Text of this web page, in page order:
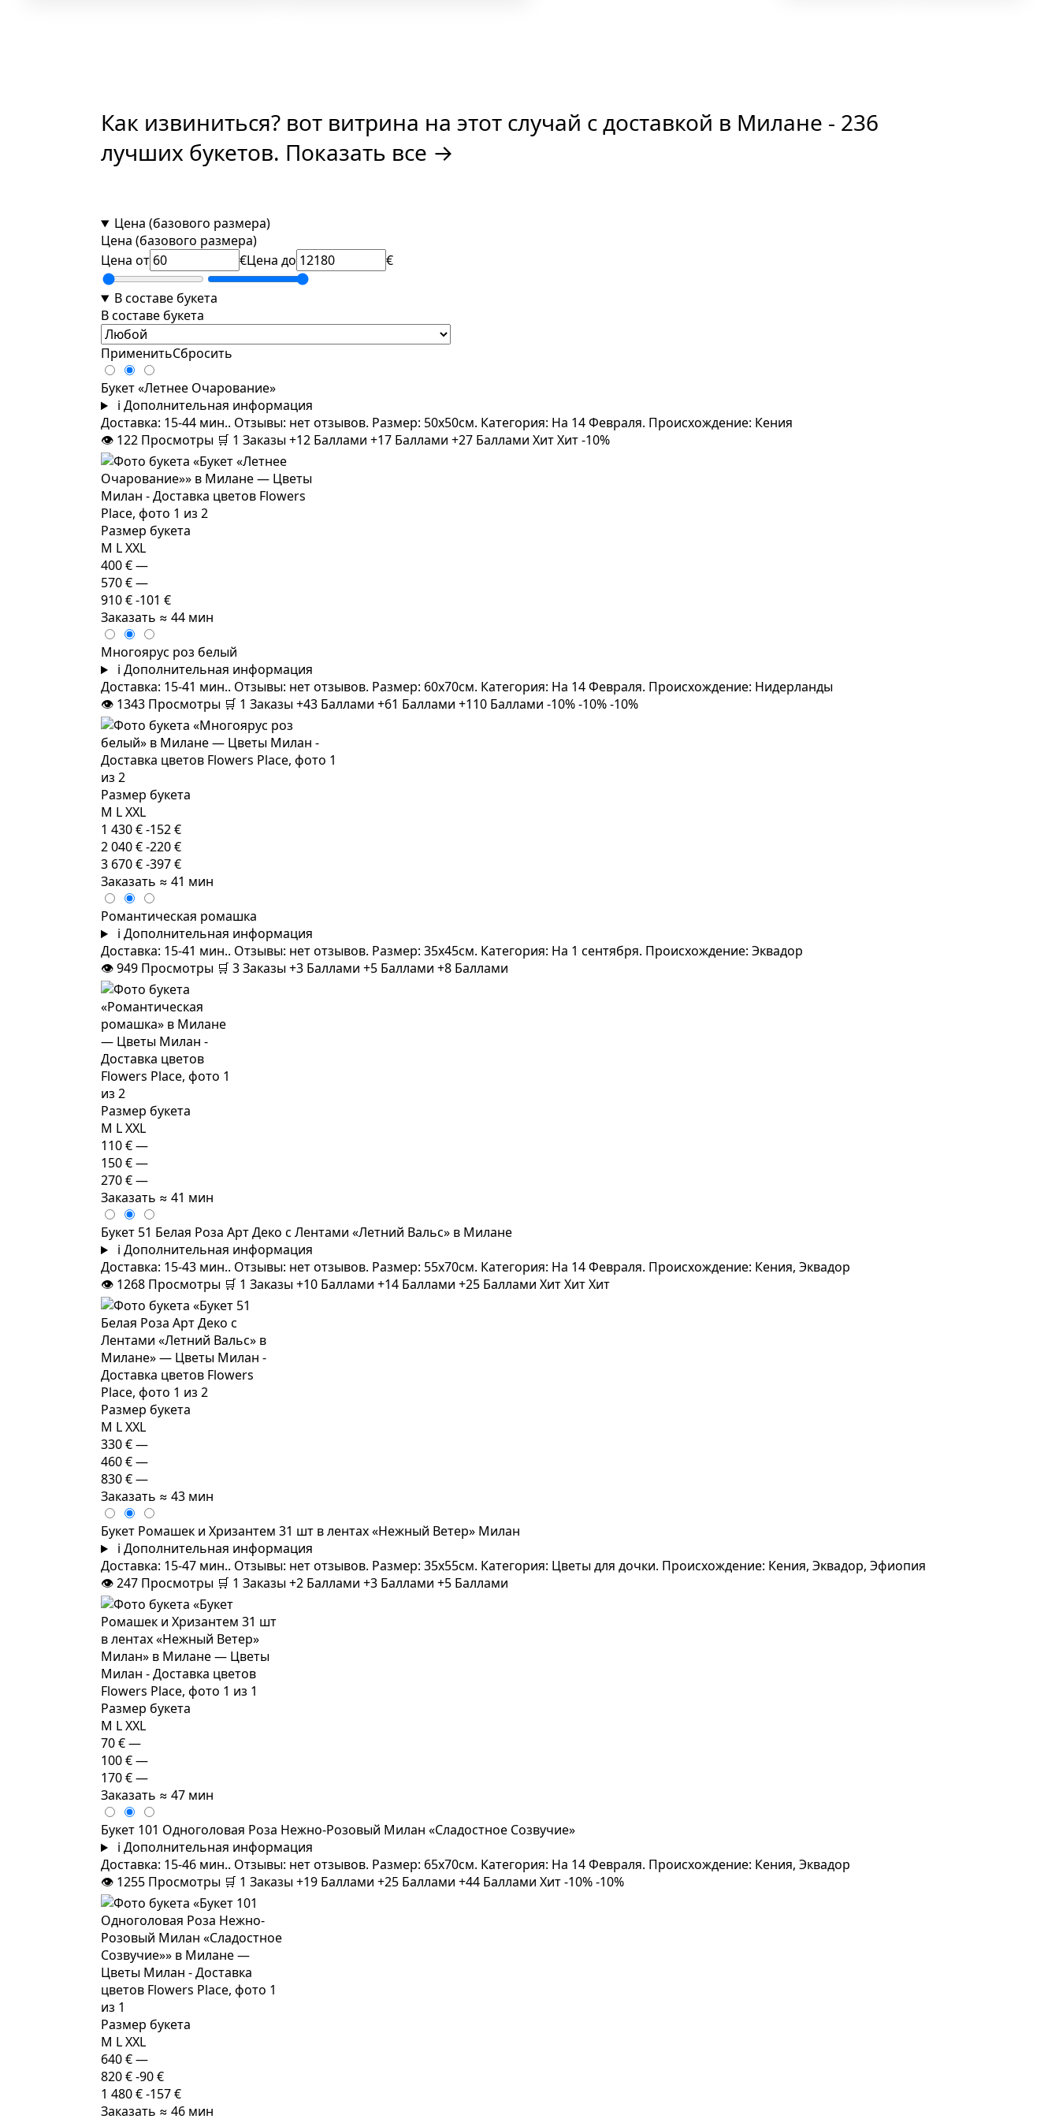
Как извиниться? вот витрина на этот случай с доставкой в Милане - 236
лучших букетов. Показать все →
Цена (базового размера)
Цена (базового размера)
Цена от
€Цена до €
В составе букета
В составе букета
ПрименитьСбросить
Букет «Летнее Очарование»
i Дополнительная информация
Доставка: 15-44 мин.. Отзывы: нет отзывов. Размер: 50x50см. Категория: На 14 Февраля. Происхождение: Кения
👁 122 Просмотры 🛒 1 Заказы+12 Баллами +17 Баллами +27 Баллами ХитХит-10%
Размер букета
M LXXL
400 €—
570 €—
910 €-101 €
Заказать ≈ 44 мин
Многоярус роз белый
i Дополнительная информация
Доставка: 15-41 мин.. Отзывы: нет отзывов. Размер: 60x70см. Категория: На 14 Февраля. Происхождение: Нидерланды
👁 1343 Просмотры 🛒 1 Заказы+43 Баллами +61 Баллами +110 Баллами -10%-10%-10%
Размер букета
M LXXL
1 430 €-152 €
2 040 €-220 €
3 670 €-397 €
Заказать ≈ 41 мин
Романтическая ромашка
i Дополнительная информация
Доставка: 15-41 мин.. Отзывы: нет отзывов. Размер: 35x45см. Категория: На 1 сентября. Происхождение: Эквадор
👁949 Просмотры 🛒 3Заказы+3 Баллами +5 Баллами +8 Баллами
Размер букета
M LXXL
110 €—
150 €—
270 €—
Заказать ≈ 41 мин
Букет 51 Белая Роза Арт Деко с Лентами «Летний Вальс» в Милане
i Дополнительная информация
Доставка: 15-43 мин.. Отзывы: нет отзывов. Размер: 55x70см. Категория: На 14 Февраля. Происхождение: Кения, Эквадор
👁 1268 Просмотры 🛒 1 Заказы+10 Баллами +14 Баллами +25 Баллами ХитХитХит
Размер букета
M LXXL
330 €—
460 €—
830 €—
Заказать ≈ 43 мин
Букет Ромашек и Хризантем 31 шт в лентах «Нежный Ветер» Милан
i Дополнительная информация
Доставка: 15-47 мин.. Отзывы: нет отзывов. Размер: 35x55см. Категория: Цветы для дочки. Происхождение: Кения, Эквадор, Эфиопия
👁247 Просмотры 🛒 1 Заказы+2 Баллами +3 Баллами +5 Баллами
Размер букета
M LXXL
70 €—
100 €—
170 €—
Заказать ≈ 47 мин
Букет 101 Одноголовая Роза Нежно-Розовый Милан «Сладостное Созвучие»
i Дополнительная информация
Доставка: 15-46 мин.. Отзывы: нет отзывов. Размер: 65x70см. Категория: На 14 Февраля. Происхождение: Кения, Эквадор
👁 1255 Просмотры 🛒 1 Заказы+19 Баллами +25 Баллами +44 Баллами Хит-10%-10%
Размер букета
M LXXL
640 €—
820 €-90 €
1 480 €-157 €
Заказать ≈ 46 мин